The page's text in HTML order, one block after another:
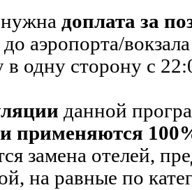
доплата за
до аэропорта/
одну сторону с
данной
применяются
замена отелей,
на равные по